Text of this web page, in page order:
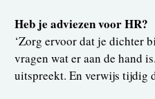
Heb je adviezen voor HR?
‘Zorg ervoor dat je dichter
vragen wat er aan de hand
uitspreekt. En verwijs tijdig